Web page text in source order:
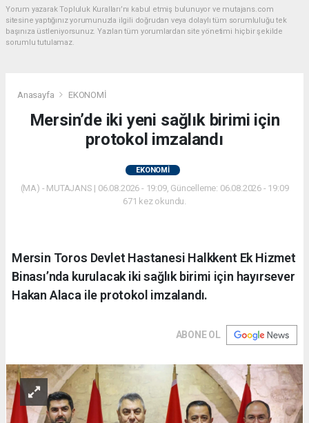
Yorum yazarak Topluluk Kuralları’nı kabul etmiş bulunuyor ve mutajans.com
sitesine yaptığınız yorumunuzla ilgili doğrudan veya dolaylı tüm sorumluluğu tek
başınıza üstleniyorsunuz. Yazılan tüm yorumlardan site yönetimi hiçbir şekilde
sorumlu tutulamaz.
Anasayfa EKONOMİ
Mersin’de iki yeni sağlık birimi için
protokol imzalandı
EKONOMİ
(MA) - MUTAJANS | 06.08.2026 - 19:09, Güncelleme: 06.08.2026 - 19:09
671 kez okundu.
Mersin Toros Devlet Hastanesi Halkkent Ek Hizmet
Binası’nda kurulacak iki sağlık birimi için hayırsever
Hakan Alaca ile protokol imzalandı.
ABONE OL